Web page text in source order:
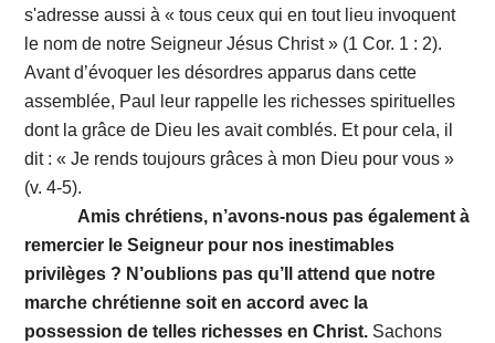
s'adresse aussi à « tous ceux qui en tout lieu invoquent
le nom de notre Seigneur Jésus Christ » (1 Cor. 1 : 2).
Avant d’évoquer les désordres apparus dans cette
assemblée, Paul leur rappelle les richesses spirituelles
dont la grâce de Dieu les avait comblés. Et pour cela, il
dit : « Je rends toujours grâces à mon Dieu pour vous »
(v. 4-5).
Amis chrétiens, n’avons-nous pas également à
remercier le Seigneur pour nos inestimables
privilèges ? N’oublions pas qu’Il attend que notre
marche chrétienne soit en accord avec la
possession de telles richesses en Christ. Sachons